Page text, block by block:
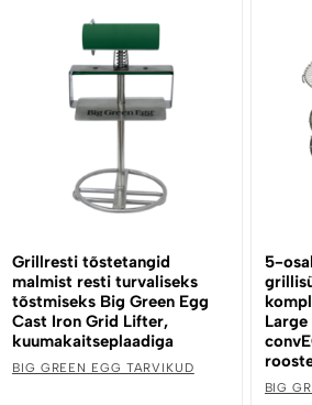
Grillresti tõstetangid
malmist resti turvaliseks
tõstmiseks Big Green Egg
Cast Iron Grid Lifter,
kuumakaitseplaadiga
BIG GREEN EGG TARVIKUD
5-
BIG